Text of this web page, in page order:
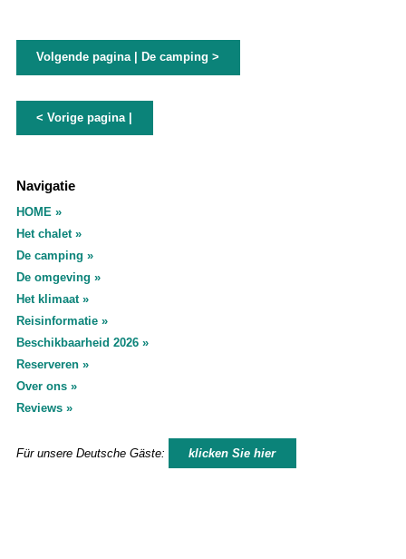
Volgende pagina | De camping >
< Vorige pagina |
Navigatie
HOME
Het chalet
De camping
De omgeving
Het klimaat
Reisinformatie
Beschikbaarheid 2026
Reserveren
Over ons
Reviews
Für unsere Deutsche Gäste: klicken Sie hier